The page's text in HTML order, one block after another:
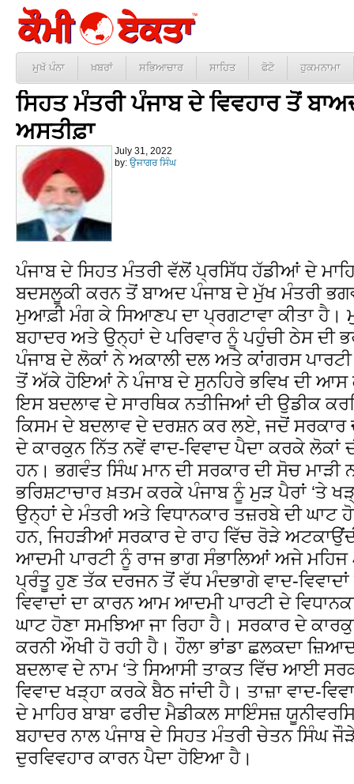
ਮੁਖੱ ਪੰਨਾ ਖ਼ਬਰਾਂ ਸਭਿਆਚਾਰ ਸਾਹਿਤ ਫੋਟੋ ਹੁਕਮਨਾਮਾ
ਸਿਹਤ ਮੰਤਰੀ ਪੰਜਾਬ ਦੇ ਵਿਵਹਾਰ ਤੋਂ
ਅਸਤੀਫ਼ਾ
July 31, 2022
by: ਉਜਾਗਰ ਸਿੰਘ
ਪੰਜਾਬ ਦੇ ਸਿਹਤ ਮੰਤਰੀ ਵੱਲੋਂ ਪ੍ਰਸਿੱਧ ਹੱਡੀਆਂ ਦੇ
ਬਦਸਲੂਕੀ ਕਰਨ ਤੋਂ ਬਾਅਦ ਪੰਜਾਬ ਦੇ ਮੁੱਖ ਮੰਤਰੀ
ਮੁਆਫ਼ੀ ਮੰਗ ਕੇ ਸਿਆਣਪ ਦਾ ਪ੍ਰਗਟਾਵਾ ਕੀਤਾ ਹੈ।
ਬਹਾਦਰ ਅਤੇ ਉਨ੍ਹਾਂ ਦੇ ਪਰਿਵਾਰ ਨੂੰ ਪਹੁੰਚੀ ਠੇਸ ਦੀ
ਪੰਜਾਬ ਦੇ ਲੋਕਾਂ ਨੇ ਅਕਾਲੀ ਦਲ ਅਤੇ ਕਾਂਗਰਸ ਪਾਰਟੀ
ਤੋਂ ਅੱਕੇ ਹੋਇਆਂ ਨੇ ਪੰਜਾਬ ਦੇ ਸੁਨਹਿਰੇ ਭਵਿਖ ਦੀ ਆਸ
ਇਸ ਬਦਲਾਵ ਦੇ ਸਾਰਥਿਕ ਨਤੀਜਿਆਂ ਦੀ ਉਡੀਕ
ਕਿਸਮ ਦੇ ਬਦਲਾਵ ਦੇ ਦਰਸ਼ਨ ਕਰ ਲਏ, ਜਦੋਂ ਸਰਕਾਰ
ਦੇ ਕਾਰਕੁਨ ਨਿੱਤ ਨਵੇਂ ਵਾਦ-ਵਿਵਾਦ ਪੈਦਾ ਕਰਕੇ ਲੋਕਾਂ
ਹਨ। ਭਗਵੰਤ ਸਿੰਘ ਮਾਨ ਦੀ ਸਰਕਾਰ ਦੀ ਸੋਚ ਮਾੜੀ
ਭਰਿਸ਼ਟਾਚਾਰ ਖ਼ਤਮ ਕਰਕੇ ਪੰਜਾਬ ਨੂੰ ਮੁੜ ਪੈਰਾਂ ‘ਤੇ
ਉਨ੍ਹਾਂ ਦੇ ਮੰਤਰੀ ਅਤੇ ਵਿਧਾਨਕਾਰ ਤਜ਼ਰਬੇ ਦੀ
ਹਨ, ਜਿਹੜੀਆਂ ਸਰਕਾਰ ਦੇ ਰਾਹ ਵਿੱਚ ਰੋੜੇ
ਆਦਮੀ ਪਾਰਟੀ ਨੂੰ ਰਾਜ ਭਾਗ ਸੰਭਾਲਿਆਂ ਅਜੇ
ਪ੍ਰੰਤੂ ਹੁਣ ਤੱਕ ਦਰਜਨ ਤੋਂ ਵੱਧ ਮੰਦਭਾਗੇ ਵਾਦ-
ਵਿਵਾਦਾਂ ਦਾ ਕਾਰਨ ਆਮ ਆਦਮੀ ਪਾਰਟੀ ਦੇ
ਘਾਟ ਹੋਣਾ ਸਮਝਿਆ ਜਾ ਰਿਹਾ ਹੈ। ਸਰਕਾਰ ਦੇ
ਕਰਨੀ ਔਖੀ ਹੋ ਰਹੀ ਹੈ। ਹੌਲਾ ਭਾਂਡਾ ਛਲਕਦਾ
ਬਦਲਾਵ ਦੇ ਨਾਮ ‘ਤੇ ਸਿਆਸੀ ਤਾਕਤ ਵਿੱਚ ਆਈ
ਵਿਵਾਦ ਖੜ੍ਹਾ ਕਰਕੇ ਬੈਠ ਜਾਂਦੀ ਹੈ। ਤਾਜ਼ਾ ਵਾਦ-
ਦੇ ਮਾਹਿਰ ਬਾਬਾ ਫਰੀਦ ਮੈਡੀਕਲ ਸਾਇੰਸਜ਼
ਬਹਾਦਰ ਨਾਲ ਪੰਜਾਬ ਦੇ ਸਿਹਤ ਮੰਤਰੀ ਚੇਤਨ ਸਿੰਘ
ਦੁਰਵਿਵਹਾਰ ਕਾਰਨ ਪੈਦਾ ਹੋਇਆ ਹੈ।